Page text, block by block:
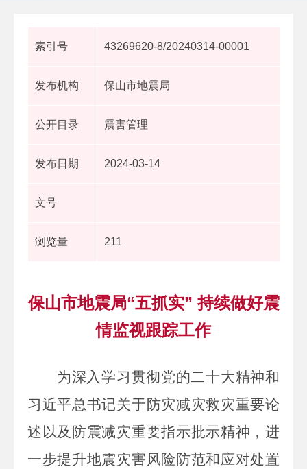
索引号 43269620-8/20240314-00001
发布机构 保山市地震局
公开目录 震害管理
发布日期 2024-03-14
文号
浏览量 211
保山市地震局“五抓实” 持续做好震
情监视跟踪工作
为深入学习贯彻党的二十大精神和
习近平总书记关于防灾减灾救灾重要论
述以及防震减灾重要指示批示精神，进
一步提升地震灾害风险防范和应对处置